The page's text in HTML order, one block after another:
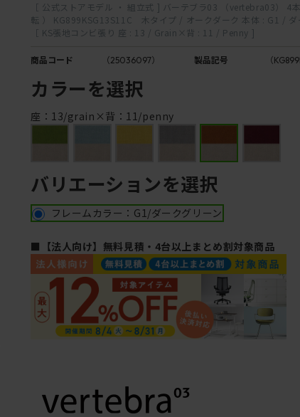
［ 公式ストアモデル ・ 組立式 ] バーテブラ03 （vertebra03） 4
転 ） KG899KSG13S11C 木タイプ / オークダーク 本体 : G1 / ダ
［ KS張地コンビ張り 座 : 13 / Grain×背 : 11 / Penny ]
商品コード （25036097） 製品記号 （
カラーを選択
座：13/grain×背：11/penny
バリエーションを選択
フレームカラー：G1/ダークグリーン
■【法人向け】無料見積・4台以上まとめ割対象商品